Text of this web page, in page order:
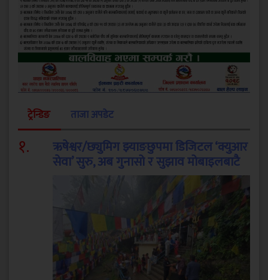
ट्रेन्डिङ ताजा अपडेट
१. ऋषेश्वर/छ्युमिग झ्याङछुपमा डिजिटल ‘क्युआर
सेवा’ सुरु, अब गुनासो र सुझाव मोबाइलबाटै